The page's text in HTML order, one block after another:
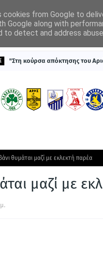
ΒΑΘΜΟΛΟΓΙΕΣ
"Στη κούρσα απόκτησης του
θυμάται μαζί με εκλεκτή παρέα
μαζί με
cookies from Google to
Google along with
to detect and address